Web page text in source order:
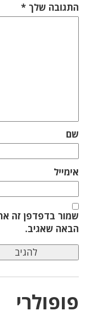
התגובה שלך *
שם
אימייל
שמור בדפדפן זה
הבאה שאגיב.
פופולרי